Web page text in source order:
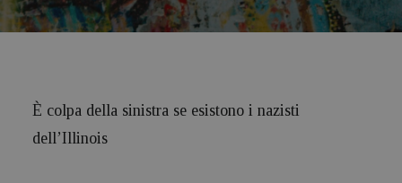
È colpa della sinistra se esistono i nazisti
dell’Illinois